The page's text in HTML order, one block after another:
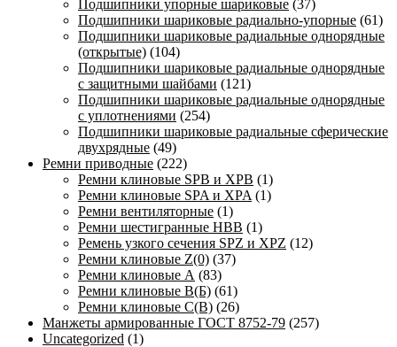
Подшипники упорные шариковые (37)
Подшипники шариковые радиально-упорные (61)
Подшипники шариковые радиальные однорядные
(открытые) (104)
Подшипники шариковые радиальные однорядные
с защитными шайбами (121)
Подшипники шариковые радиальные однорядные
с уплотнениями (254)
Подшипники шариковые радиальные сферические
двухрядные (49)
Ремни приводные (222)
Ремни клиновые SPB и XPB (1)
Ремни клиновые SPA и XPA (1)
Ремни вентиляторные (1)
Ремни шестигранные HBB (1)
Ремень узкого сечения SPZ и XPZ (12)
Ремни клиновые Z(0) (37)
Ремни клиновые А (83)
Ремни клиновые В(Б) (61)
Ремни клиновые С(В) (26)
Манжеты армированные ГОСТ 8752-79 (257)
Uncategorized (1)